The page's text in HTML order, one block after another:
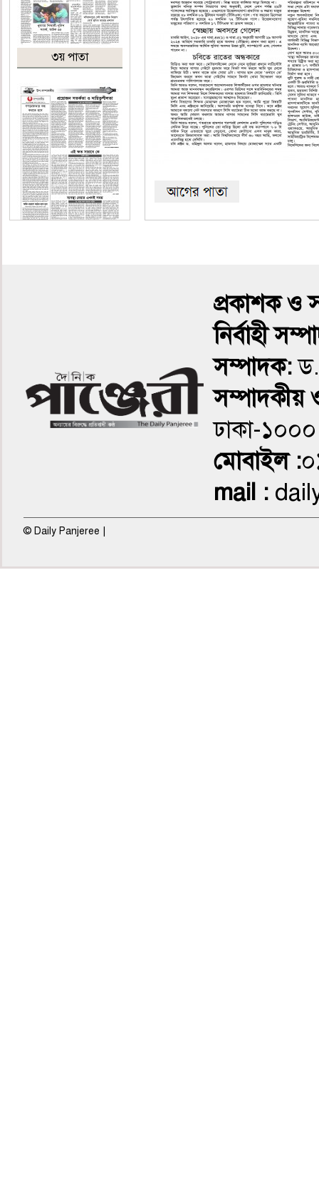
৩য় পাতা
প্রকাশক ও
নির্বাহী
সম্পাদক:
সম্পাদকীয়
ঢাকা-
মোবাইল :
mail :
© Daily Panjeree |